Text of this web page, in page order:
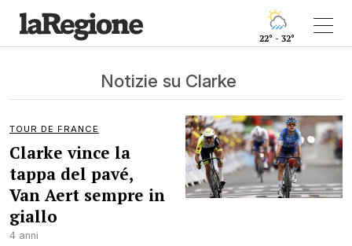
22° - 32°
Notizie su Clarke
TOUR DE FRANCE
Clarke vince la
tappa del pavé,
Van Aert sempre in
giallo
4 anni